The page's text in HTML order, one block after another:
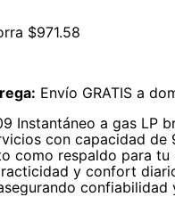
$971.58
Envío GRATIS a
Instantáneo a gas LP
con capacidad de
como respaldo para tu
y confort
confiabilidad